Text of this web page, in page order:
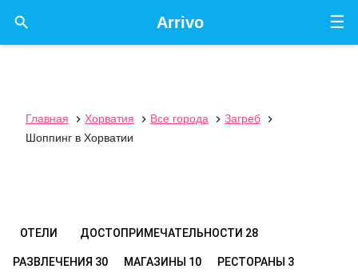
☰
Arrivo

Главная  Хорватия  Все города  Загреб

Шоппинг в Хорватии
ОТЕЛИ ДОСТОПРИМЕЧАТЕЛЬНОСТИ 28
РАЗВЛЕЧЕНИЯ 30 МАГАЗИНЫ 10 РЕСТОРАНЫ 3